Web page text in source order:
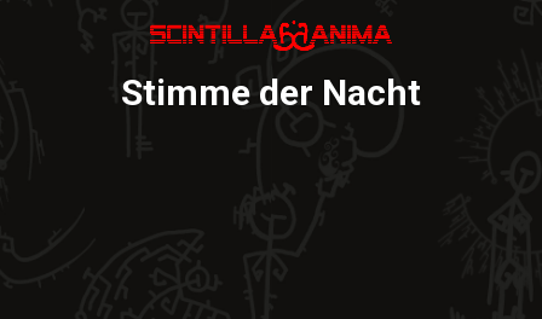
Stimme der Nacht